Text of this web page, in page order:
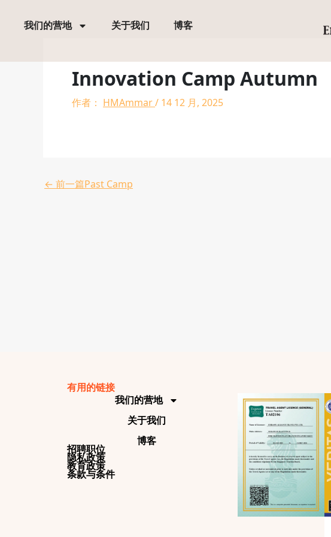
我们的营地 关于我们 博客
Innovation Camp Autumn
作者： HMAmmar/ 14 12 月, 2025
← 前一篇Past Camp
有用的链接
我们的营地
关于我们
博客
招聘职位
隐私政策
教育政策
条款与条件